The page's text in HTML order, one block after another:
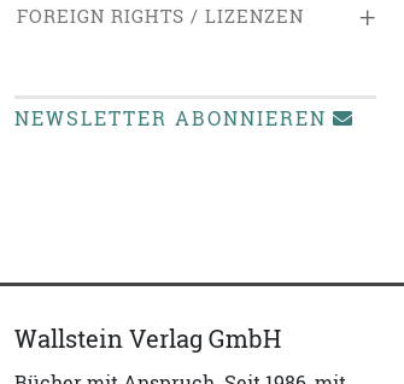
+
FOREIGN RIGHTS / LIZENZEN
NEWSLETTER ABONNIEREN
Wallstein Verlag GmbH